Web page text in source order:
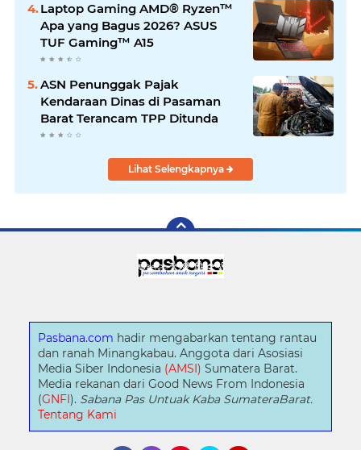
Laptop Gaming AMD® Ryzen™
Apa yang Bagus 2026? ASUS
TUF Gaming™ A15
ASN Penunggak Pajak
Kendaraan Dinas di Pasaman
Barat Terancam TPP Ditunda
Lihat Selengkapnya
Pasbana.com hadir mengabarkan tentang rantau
dan ranah Minangkabau. Anggota dari Asosiasi
Media Siber Indonesia (AMSI) Sumatera Barat.
Media rekanan dari Good News From Indonesia
(GNFI). Sabana Pas Untuak Kaba SumateraBarat.
Tentang Kami